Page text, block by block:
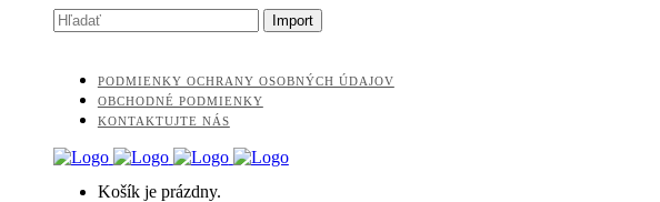
PODMIENKY OCHRANY OSOBNÝCH ÚDAJOV
OBCHODNÉ PODMIENKY
KONTAKTUJTE NÁS
Košík je prázdny.